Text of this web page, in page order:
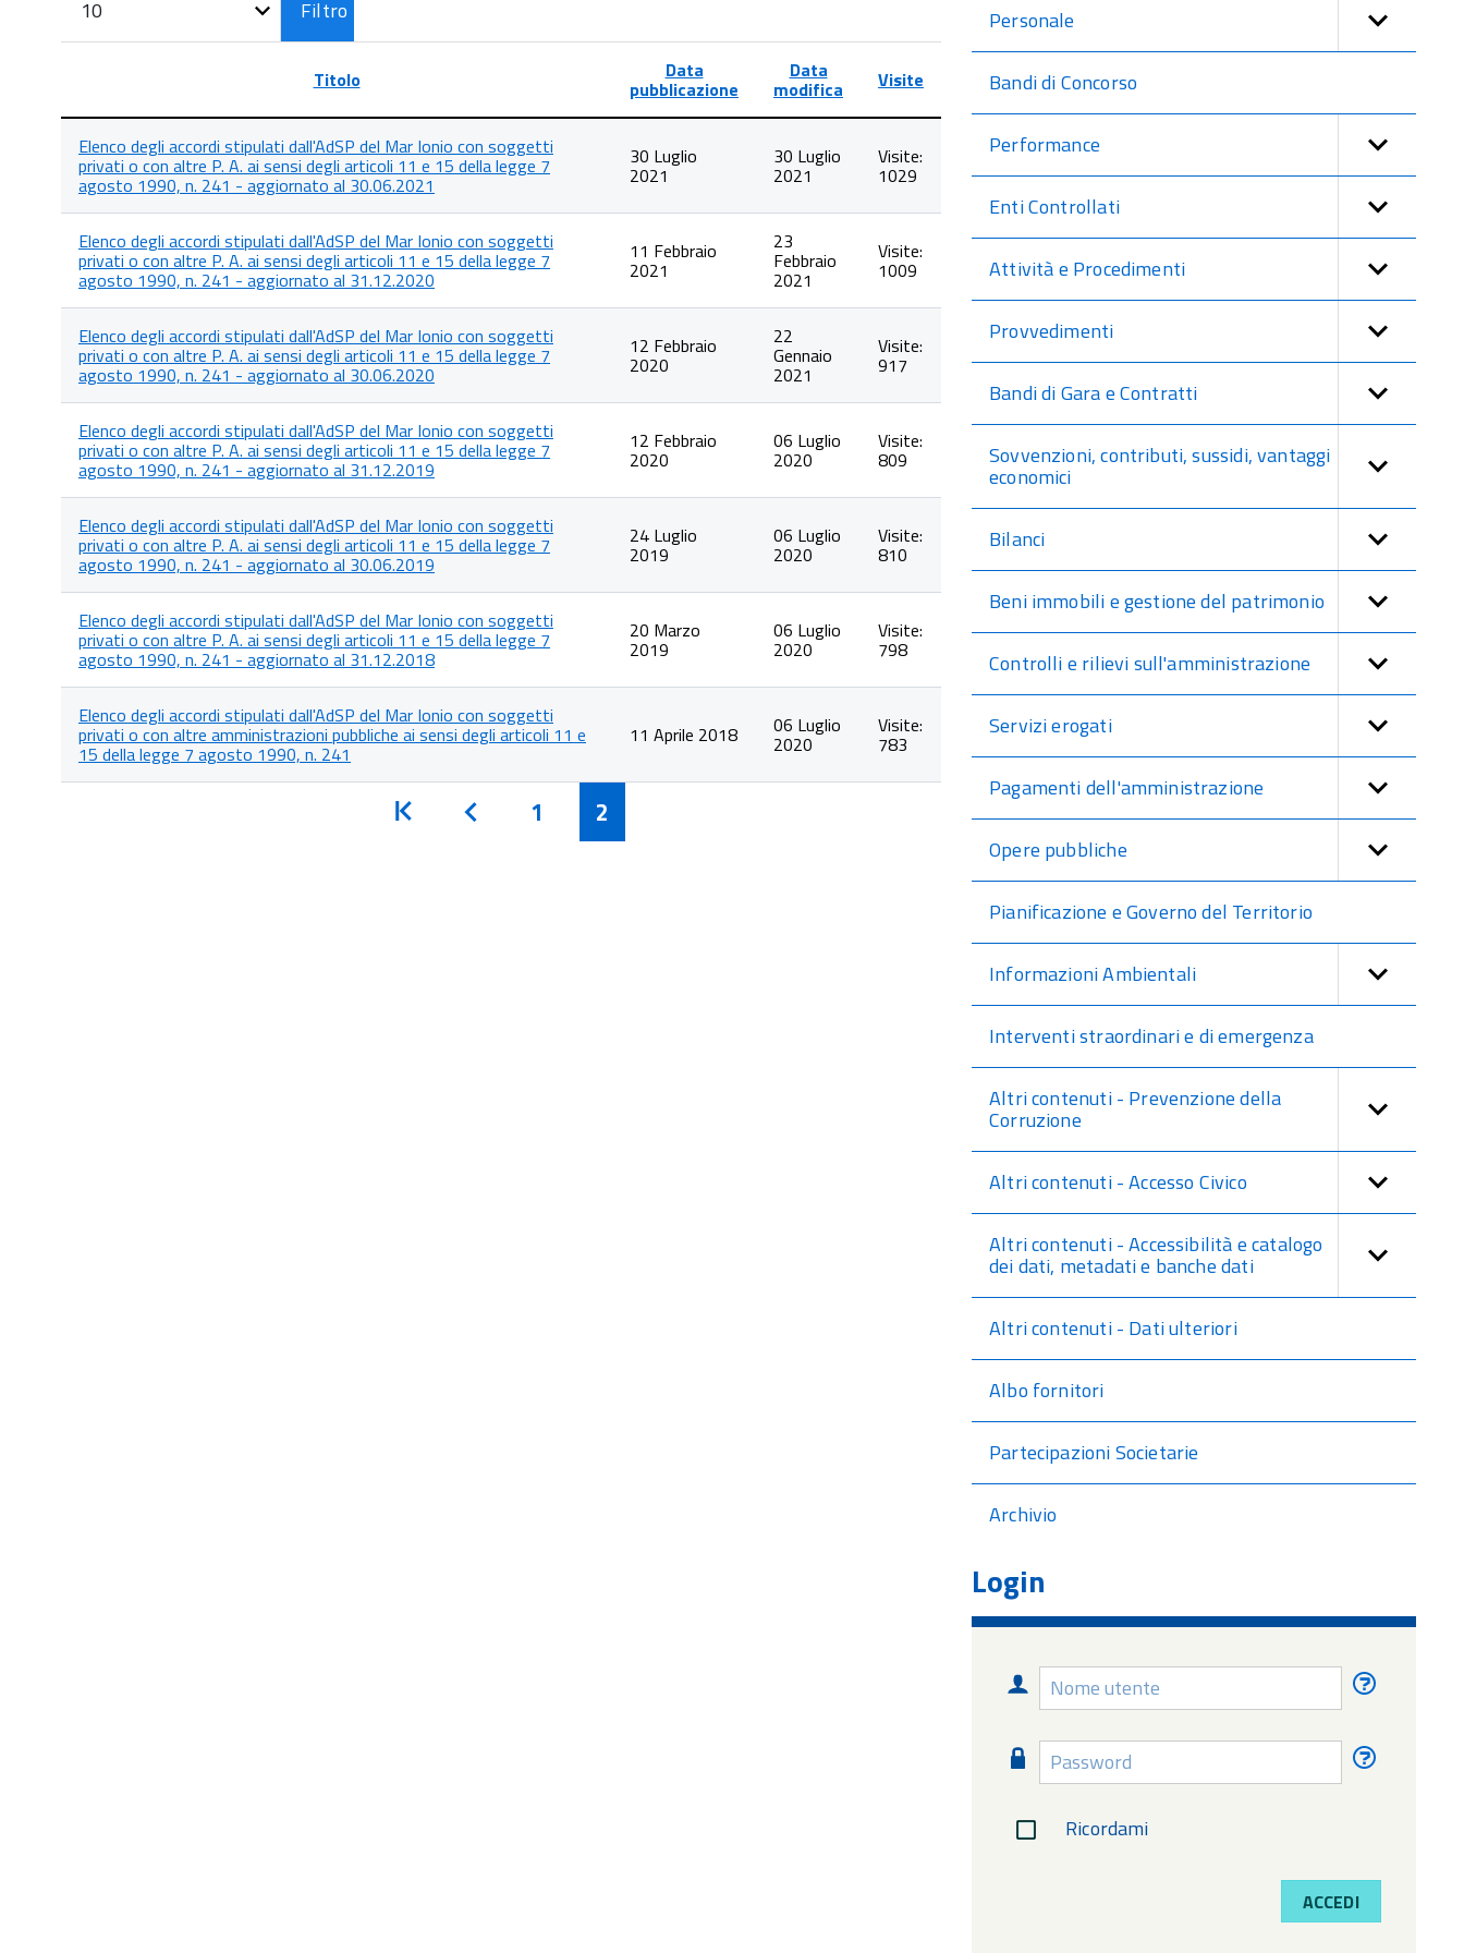
Filtro
degli
articoli
nella
categoria
con
altre
Amministrazioni
o
con
Soggetti
Privati;
Titolo Data
pubblicazione
Data
modifica Visite
Elenco degli accordi stipulati dall'AdSP del Mar Ionio con soggetti
privati o con altre P. A. ai sensi degli articoli 11 e 15 della legge 7
agosto 1990, n. 241 - aggiornato al 30.06.2021
30 Luglio
2021
30 Luglio
2021
Visite:
1029
Elenco degli accordi stipulati dall'AdSP del Mar Ionio con soggetti
privati o con altre P. A. ai sensi degli articoli 11 e 15 della legge 7
agosto 1990, n. 241 - aggiornato al 31.12.2020
11 Febbraio
2021
23
Febbraio
2021
Visite:
1009
Elenco degli accordi stipulati dall'AdSP del Mar Ionio con soggetti
privati o con altre P. A. ai sensi degli articoli 11 e 15 della legge 7
agosto 1990, n. 241 - aggiornato al 30.06.2020
12 Febbraio
2020
22
Gennaio
2021
Visite:
917
Elenco degli accordi stipulati dall'AdSP del Mar Ionio con soggetti
privati o con altre P. A. ai sensi degli articoli 11 e 15 della legge 7
agosto 1990, n. 241 - aggiornato al 31.12.2019
12 Febbraio
2020
06 Luglio
2020
Visite:
809
Elenco degli accordi stipulati dall'AdSP del Mar Ionio con soggetti
privati o con altre P. A. ai sensi degli articoli 11 e 15 della legge 7
agosto 1990, n. 241 - aggiornato al 30.06.2019
24 Luglio
2019
06 Luglio
2020
Visite:
810
Elenco degli accordi stipulati dall'AdSP del Mar Ionio con soggetti
privati o con altre P. A. ai sensi degli articoli 11 e 15 della legge 7
agosto 1990, n. 241 - aggiornato al 31.12.2018
20 Marzo
2019
06 Luglio
2020
Visite:
798
Elenco degli accordi stipulati dall'AdSP del Mar Ionio con soggetti
privati o con altre amministrazioni pubbliche ai sensi degli articoli 11 e
15 della legge 7 agosto 1990, n. 241
11 Aprile 2018 06 Luglio
2020
Visite:
783
1 2
Personale
Bandi di Concorso
Performance
Enti Controllati
Attività e Procedimenti
Provvedimenti
Bandi di Gara e Contratti
Sovvenzioni, contributi, sussidi, vantaggi
economici
Bilanci
Beni immobili e gestione del patrimonio
Controlli e rilievi sull'amministrazione
Servizi erogati
Pagamenti dell'amministrazione
Opere pubbliche
Pianificazione e Governo del Territorio
Informazioni Ambientali
Interventi straordinari e di emergenza
Altri contenuti - Prevenzione della
Corruzione
Altri contenuti - Accesso Civico
Altri contenuti - Accessibilità e catalogo
dei dati, metadati e banche dati
Altri contenuti - Dati ulteriori
Albo fornitori
Partecipazioni Societarie
Archivio
Login
Nome
utente
Nome
utente
Password
Password
Ricordami
ACCEDI